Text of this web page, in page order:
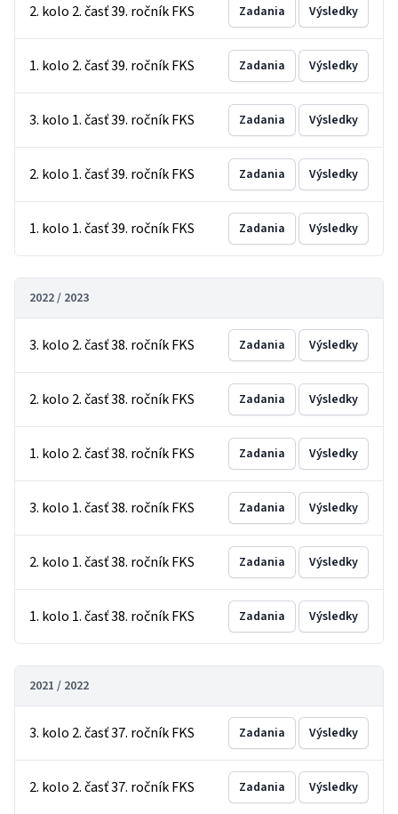
2. kolo 2. časť 39. ročník FKS Zadania Výsledky
1. kolo 2. časť 39. ročník FKS Zadania Výsledky
3. kolo 1. časť 39. ročník FKS Zadania Výsledky
2. kolo 1. časť 39. ročník FKS Zadania Výsledky
1. kolo 1. časť 39. ročník FKS Zadania Výsledky
2022 / 2023
3. kolo 2. časť 38. ročník FKS Zadania Výsledky
2. kolo 2. časť 38. ročník FKS Zadania Výsledky
1. kolo 2. časť 38. ročník FKS Zadania Výsledky
3. kolo 1. časť 38. ročník FKS Zadania Výsledky
2. kolo 1. časť 38. ročník FKS Zadania Výsledky
1. kolo 1. časť 38. ročník FKS Zadania Výsledky
2021 / 2022
3. kolo 2. časť 37. ročník FKS Zadania Výsledky
2. kolo 2. časť 37. ročník FKS Zadania Výsledky